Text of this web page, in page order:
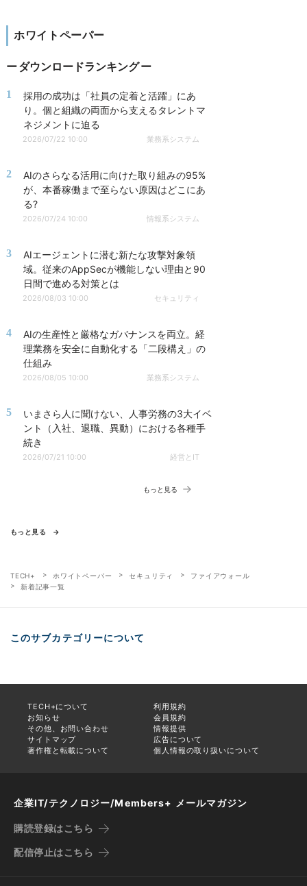
ホワイトペーパー
ダウンロードランキング
1
採用の成功は「社員の定着と活躍」にあ
り。個と組織の両面から支えるタレントマ
ネジメントに迫る
2026/07/22 10:00 業務系システム
2
AIのさらなる活用に向けた取り組みの95%
が、本番稼働まで至らない原因はどこにあ
る?
2026/07/24 10:00 情報系システム
3
AIエージェントに潜む新たな攻撃対象領
域。従来のAppSecが機能しない理由と90
日間で進める対策とは
2026/08/03 10:00 セキュリティ
4
AIの生産性と厳格なガバナンスを両立。経
理業務を安全に自動化する「二段構え」の
仕組み
2026/08/05 10:00 業務系システム
5
いまさら人に聞けない、人事労務の3大イベ
ント（入社、退職、異動）における各種手
続き
2026/07/21 10:00 経営とIT
もっと見る
もっと見る
TECH+ ホワイトペーパー セキュリティ
ファイアウォール
新着記事一覧
このサブカテゴリーについて
TECH+について
利用規約
お知らせ
会員規約
その他、お問い合わせ
情報提供
サイトマップ
広告について
著作権と転載について
個人情報の取り扱いについて
企業IT/テクノロジー/Members+ メールマガジン
購読登録はこちら
配信停止はこちら